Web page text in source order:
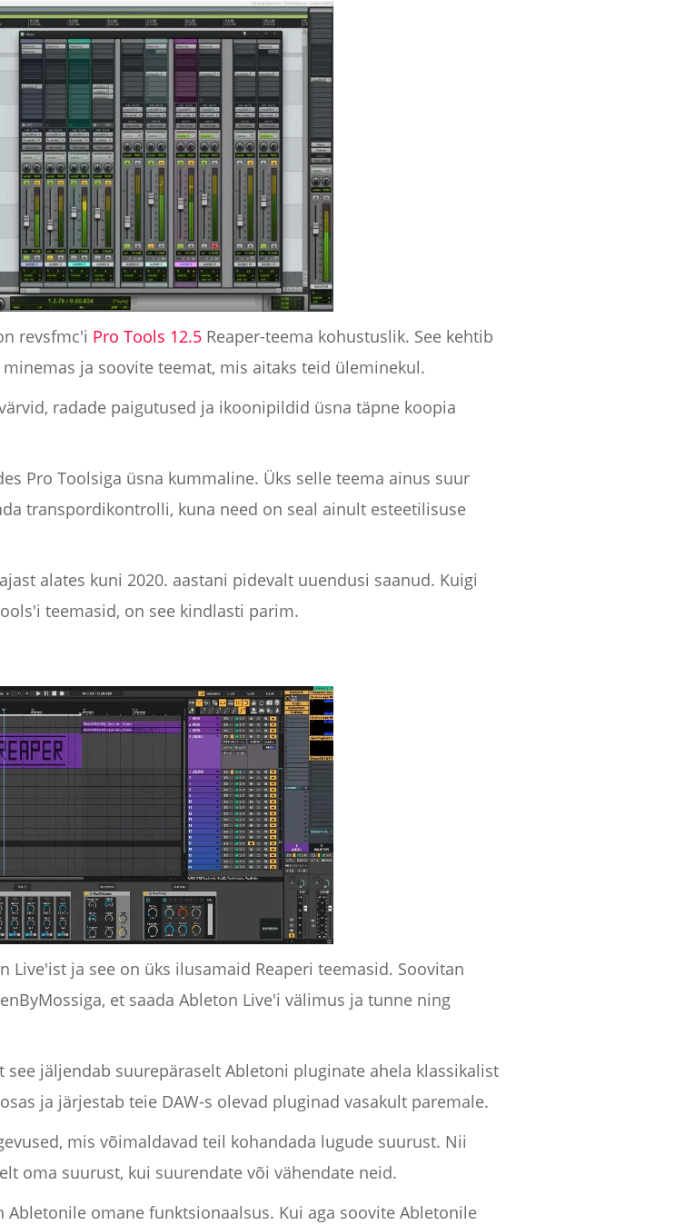
revsfmc'i Pro Tools 12.5 Reaper-teema kohustuslik. See kehtib
ja soovite teemat, mis aitaks teid üleminekul.
radade paigutused ja ikoonipildid üsna täpne koopia
Pro Toolsiga üsna kummaline. Üks selle teema ainus suur
transpordikontrolli, kuna need on seal ainult esteetilisuse
alates kuni 2020. aastani pidevalt uuendusi saanud. Kuigi
teemasid, on see kindlasti parim.
Live'ist ja see on üks ilusamaid Reaperi teemasid. Soovitan
et saada Ableton Live'i välimus ja tunne ning
see jäljendab suurepäraselt Abletoni pluginate ahela klassikalist
ja järjestab teie DAW-s olevad pluginad vasakult paremale.
mis võimaldavad teil kohandada lugude suurust. Nii
oma suurust, kui suurendate või vähendate neid.
Abletonile omane funktsionaalsus. Kui aga soovite Abletonile